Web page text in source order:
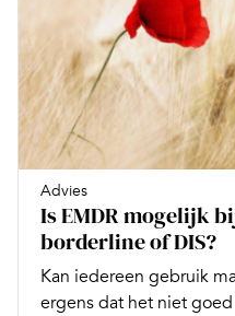
Advies
Is EMDR mogelijk
borderline of DIS?
Kan iedereen gebruik
ergens dat het niet